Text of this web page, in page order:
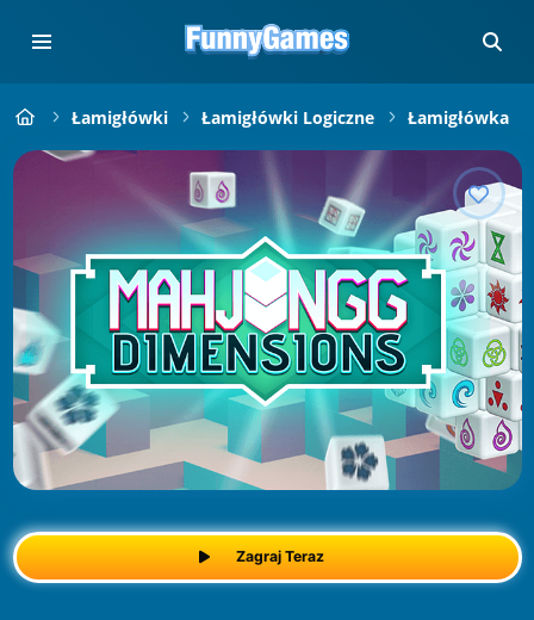
Łamigłówki Łamigłówki Logiczne Łamigłówka
Zagraj Teraz